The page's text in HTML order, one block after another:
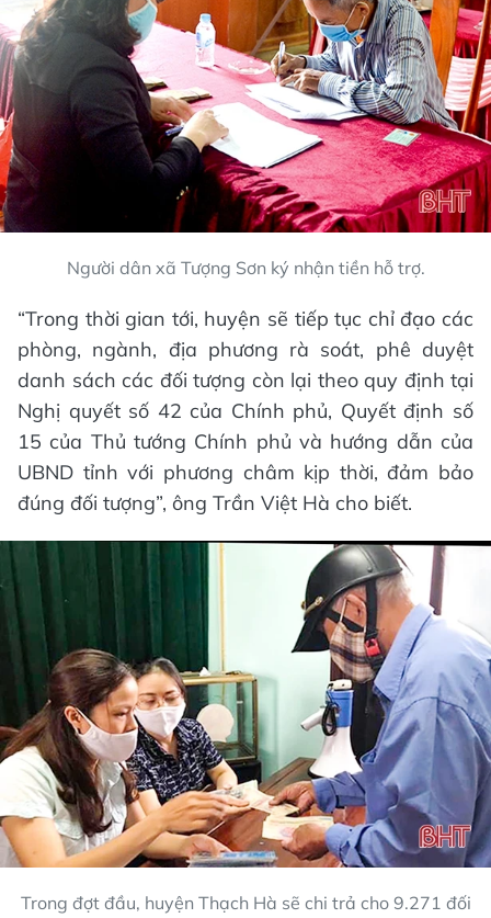
Người dân xã Tượng Sơn ký nhận tiền hỗ trợ.
“Trong thời gian tới, huyện sẽ tiếp tục chỉ đạo các
phòng, ngành, địa phương rà soát, phê duyệt
danh sách các đối tượng còn lại theo quy định tại
Nghị quyết số 42 của Chính phủ, Quyết định số
15 của Thủ tướng Chính phủ và hướng dẫn của
UBND tỉnh với phương châm kịp thời, đảm bảo
đúng đối tượng”, ông Trần Việt Hà cho biết.
Trong đợt đầu, huyện Thạch Hà sẽ chi trả cho 9.271 đối